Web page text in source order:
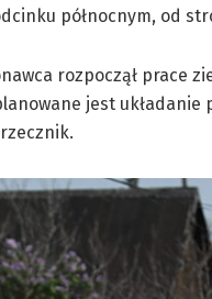
północnym, od
rozpoczął prace
jest